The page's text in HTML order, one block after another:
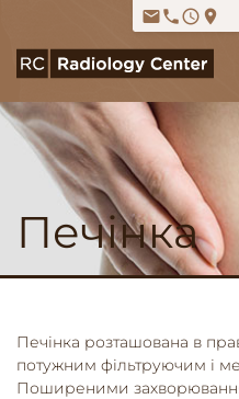
emailphoneaccess_time place
Печінка
Печінка розташована в
потужним фільтруючим і
Поширеними